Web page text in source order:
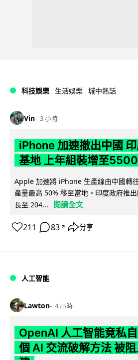
科技娛樂 生活娛樂 城中熱話
Vin 3 小時
iPhone 加速撤出中國
基地 上年組裝增至
Apple 加速將 iPhone 生產線由中國轉
產量最高 50% 移至當地。印度政府推
長至 204...
閱讀全文
211 83 ↗ 分享
人工智能
Lawton 4 小時
OpenAI 人工智能竟私
個 AI 交流破解方法 被